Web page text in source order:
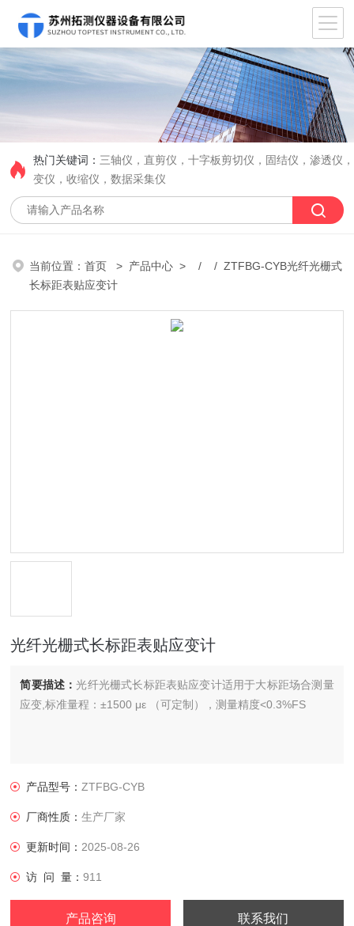
热门关键词： 三轴仪，直剪仪，十字板剪切仪，固结仪，渗透仪
变仪，收缩仪，数据采集仪
当前位置：首页 > 产品中心 > / / ZTFBG-CYB光纤光栅式
长标距表贴应变计
光纤光栅式长标距表贴应变计
简要描述：光纤光栅式长标距表贴应变计适用于大标距场合测量
应变,标准量程：±1500 με （可定制），测量精度<0.3%FS
产品型号：ZTFBG-CYB
厂商性质：生产厂家
更新时间： 2025-08-26
访 问 量：911
产品咨询 联系我们